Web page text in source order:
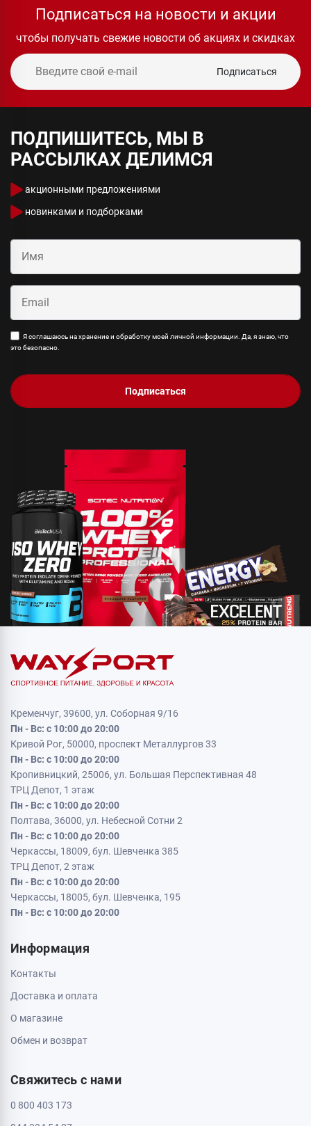
Подписаться на новости и акции
чтобы получать свежие новости об акциях и скидках
Подписаться
ПОДПИШИТЕСЬ, МЫ В
РАССЫЛКАХ ДЕЛИМСЯ
акционными предложениями
новинками и подборками
Я соглашаюсь на хранение и обработку моей личной информации. Да, я знаю, что
это безопасно.
Подписаться
Кременчуг, 39600, ул. Соборная 9/16
Пн - Вс: с 10:00 до 20:00
Кривой Рог, 50000, проспект Металлургов 33
Пн - Вс: с 10:00 до 20:00
Кропивницкий, 25006, ул. Большая Перспективная 48
ТРЦ Депот, 1 этаж
Пн - Вс: с 10:00 до 20:00
Полтава, 36000, ул. Небесной Сотни 2
Пн - Вс: с 10:00 до 20:00
Черкассы, 18009, бул. Шевченка 385
ТРЦ Депот, 2 этаж
Пн - Вс: с 10:00 до 20:00
Черкассы, 18005, бул. Шевченка, 195
Пн - Вс: с 10:00 до 20:00
Информация
Контакты
Доставка и оплата
О магазине
Обмен и возврат
Свяжитесь с нами
0 800 403 173